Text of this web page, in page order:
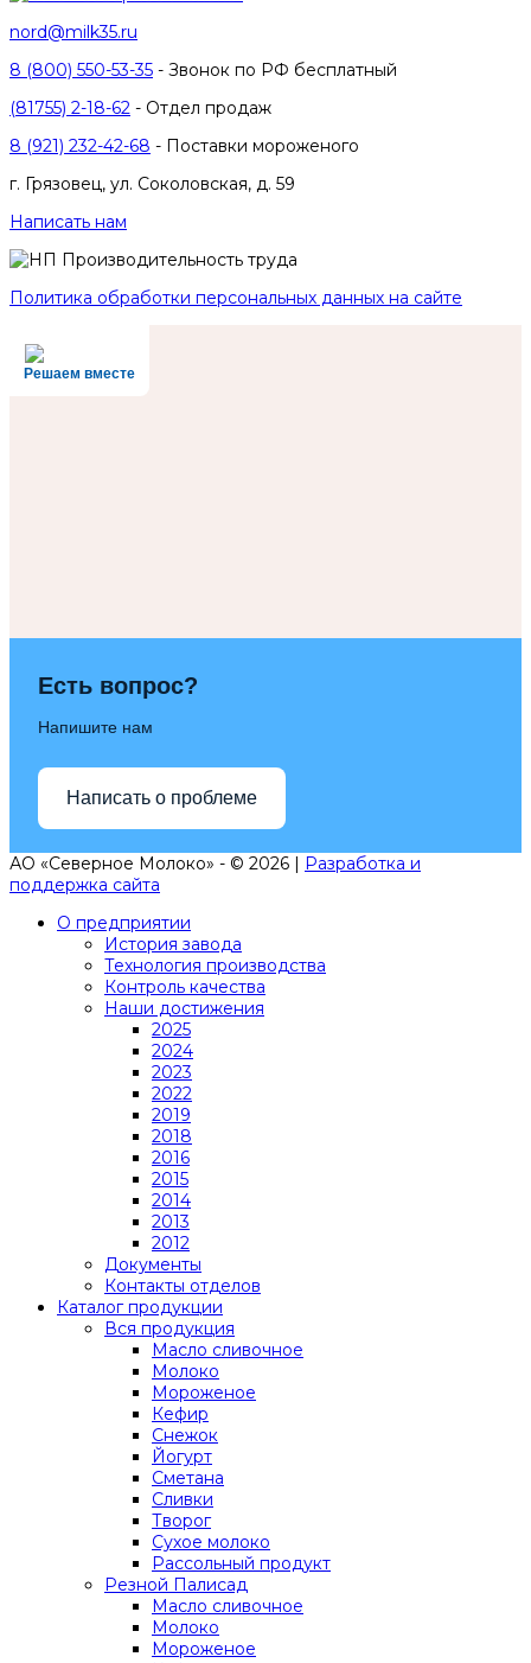
nord@milk35.ru
8 (800) 550-53-35 - Звонок по РФ бесплатный
(81755) 2-18-62 - Отдел продаж
8 (921) 232-42-68 - Поставки мороженого
г. Грязовец, ул. Соколовская, д. 59
Написать нам
Политика обработки персональных данных на сайте
Решаем вместе
Есть вопрос?
Напишите нам
Написать о проблеме
АО «Северное Молоко» - © 2026 | Разработка и
поддержка сайта
О предприятии
История завода
Технология производства
Контроль качества
Наши достижения
2025
2024
2023
2022
2019
2018
2016
2015
2014
2013
2012
Документы
Контакты отделов
Каталог продукции
Вся продукция
Масло сливочное
Молоко
Мороженое
Кефир
Снежок
Йогурт
Сметана
Сливки
Творог
Сухое молоко
Рассольный продукт
Резной Палисад
Масло сливочное
Молоко
Мороженое